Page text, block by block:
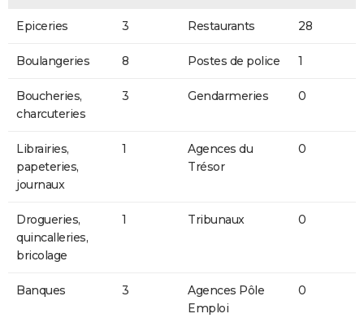
Epiceries 3 Restaurants 28
Boulangeries 8 Postes de police 1
Boucheries,
charcuteries
3 Gendarmeries 0
Librairies,
papeteries,
journaux
1
Agences du
Trésor
0
Drogueries,
quincalleries,
bricolage
1 Tribunaux 0
Banques 3
Agences Pôle
Emploi
0